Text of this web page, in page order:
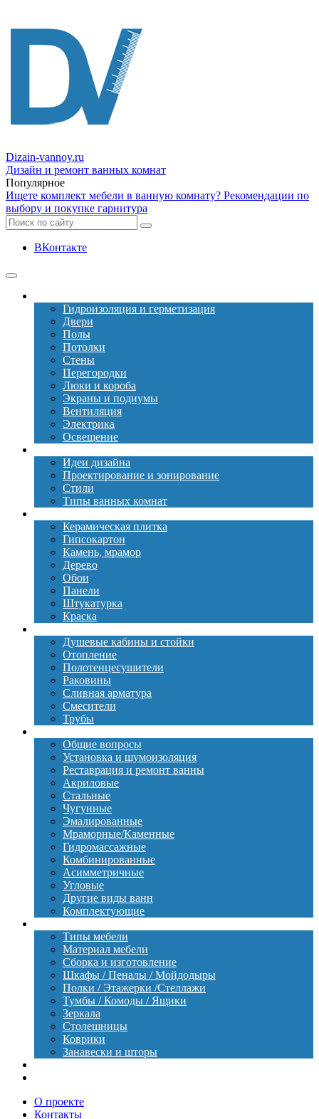
Dizain-vannoy.ru
Дизайн и ремонт ванных комнат
Популярное
Ищете комплект мебели в ванную комнату? Рекомендации по
выбору и покупке гарнитура
ВКонтакте
Гидроизоляция и герметизация
Двери
Полы
Потолки
Стены
Перегородки
Люки и короба
Экраны и подиумы
Вентиляция
Электрика
Освещение
Идеи дизайна
Проектирование и зонирование
Стили
Типы ванных комнат
Керамическая плитка
Гипсокартон
Камень, мрамор
Дерево
Обои
Панели
Штукатурка
Краска
Душевые кабины и стойки
Отопление
Полотенцесушители
Раковины
Сливная арматура
Смесители
Трубы
Общие вопросы
Установка и шумоизоляция
Реставрация и ремонт ванны
Акриловые
Стальные
Чугунные
Эмалированные
Мраморные/Каменные
Гидромассажные
Комбинированные
Асимметричные
Угловые
Другие виды ванн
Комплектующие
Типы мебели
Материал мебели
Сборка и изготовление
Шкафы / Пеналы / Мойдодыры
Полки / Этажерки /Стеллажи
Тумбы / Комоды / Ящики
Зеркала
Столешницы
Коврики
Занавески и шторы
О проекте
Контакты